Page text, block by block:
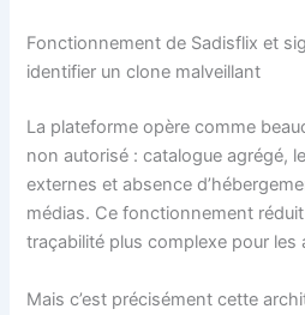
Fonctionnement de Sadisflix et
identifier un clone malveillant
La plateforme opère comme
non autorisé : catalogue agrégé,
externes et absence
médias. Ce fonctionnement
traçabilité plus complexe pour les
Mais c’est précisément cette